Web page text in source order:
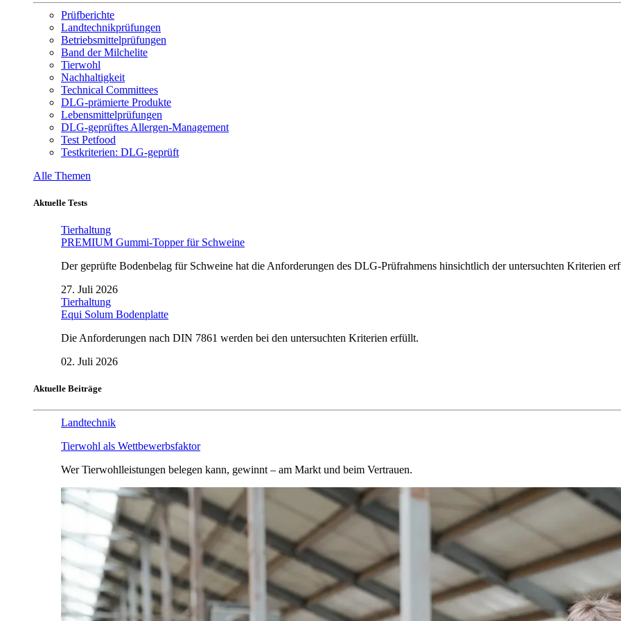
Prüfberichte
Landtechnikprüfungen
Betriebsmittelprüfungen
Band der Milchelite
Tierwohl
Nachhaltigkeit
Technical Committees
DLG-prämierte Produkte
Lebensmittelprüfungen
DLG-geprüftes Allergen-Management
Test Petfood
Testkriterien: DLG-geprüft
Alle Themen
Aktuelle Tests
Tierhaltung
PREMIUM Gummi-Topper für Schweine
Der geprüfte Bodenbelag für Schweine hat die Anforderungen des DLG-Prüfrahmens hinsichtlich der untersuchten Kriterien
27. Juli 2026
Tierhaltung
Equi Solum Bodenplatte
Die Anforderungen nach DIN 7861 werden bei den untersuchten Kriterien erfüllt.
02. Juli 2026
Aktuelle Beiträge
Landtechnik
Tierwohl als Wettbewerbsfaktor
Wer Tierwohlleistungen belegen kann, gewinnt – am Markt und beim Vertrauen.